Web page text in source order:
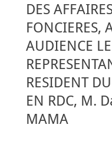
DES
FONCIERES,
AUDIENCE LE
RESIDENT
EN RDC, M.
MAMA